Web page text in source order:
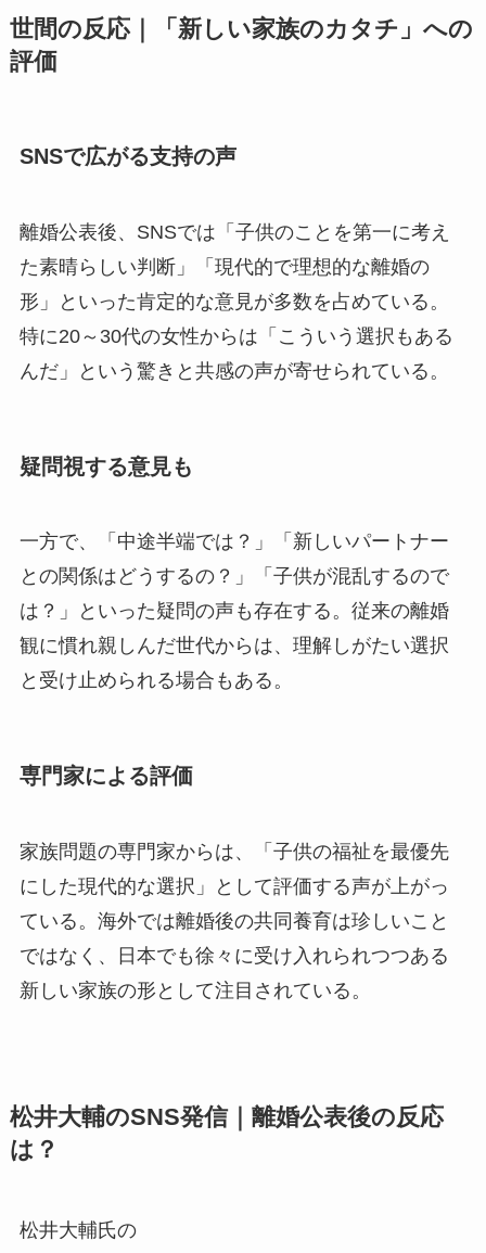
世間の反応｜「新しい家族のカタチ」への
評価
SNSで広がる支持の声
離婚公表後、SNSでは「子供のことを第一に考え
た素晴らしい判断」「現代的で理想的な離婚の
形」といった肯定的な意見が多数を占めている。
特に20～30代の女性からは「こういう選択もある
んだ」という驚きと共感の声が寄せられている。
疑問視する意見も
一方で、「中途半端では？」「新しいパートナー
との関係はどうするの？」「子供が混乱するので
は？」といった疑問の声も存在する。従来の離婚
観に慣れ親しんだ世代からは、理解しがたい選択
と受け止められる場合もある。
専門家による評価
家族問題の専門家からは、「子供の福祉を最優先
にした現代的な選択」として評価する声が上がっ
ている。海外では離婚後の共同養育は珍しいこと
ではなく、日本でも徐々に受け入れられつつある
新しい家族の形として注目されている。
松井大輔のSNS発信｜離婚公表後の反応
は？
松井大輔氏の